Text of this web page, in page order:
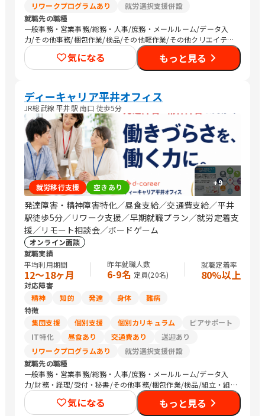
リワークプログラムあり
就労選択支援併設
就職先の職種
一般事務・営業事務/総務・人事/庶務・メールルーム/データ入
力/その他事務/梱包作業/検品/その他軽作業/その他クリエイティ
ブ/介護職員・ヘルパー/医療関連職/清掃/農作業
気になる もっと見る
ディーキャリア平井オフィス
JR総武線 平井駅 南口 徒歩5分
+9
就労移行支援 空きあり
発達障害・精神障害特化／昼食支給／交通費支給／平井
駅徒歩5分／リワーク支援／早期就職プラン／就労定着支
援／リモート相談会／ボードゲーム
オンライン面談
就職実績
平均利用期間
12〜18ヶ月
昨年就職人数
6-9名 定員(20名)
就職定着率
80%以上
対応障害
精神
知的 発達 身体
難病
特徴
集団支援
個別支援 個別カリキュラム
ピアサポート
IT特化
昼食あり 交通費あり
送迎あり
リワークプログラムあり
就労選択支援併設
就職先の職種
一般事務・営業事務/総務・人事/庶務・メールルーム/データ入
力/財務・経理/受付・秘書/その他事務/梱包作業/検品/組立・組
付け/その他軽作業/販売スタッフ・接客/バックヤード・商品管
理/デザイナー/SEプログラマ/CADオペレーター/その他技術/看護
気になる もっと見る